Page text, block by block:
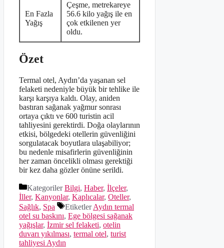
En Fazla
Yağış
Çeşme, metrekareye
56.6 kilo yağış ile en
çok etkilenen yer
oldu.
Özet
Termal otel, Aydın’da yaşanan sel
felaketi nedeniyle büyük bir tehlike ile
karşı karşıya kaldı. Olay, aniden
bastıran sağanak yağmur sonrası
ortaya çıktı ve 600 turistin acil
tahliyesini gerektirdi. Doğa olaylarının
etkisi, bölgedeki otellerin güvenliğini
sorgulatacak boyutlara ulaşabiliyor;
bu nedenle misafirlerin güvenliğinin
her zaman öncelikli olması gerektiği
bir kez daha gözler önüne serildi.
KategorilerBilgi, Haber, İlçeler,
İller, Kanyonlar, Kaplıcalar, Oteller,
Sağlık, Spa EtiketlerAydın termal
otel su baskını, Ege bölgesi sağanak
yağışlar, İzmir sel felaketi, otelin
duvarı yıkılması, termal otel, turist
tahliyesi Aydın